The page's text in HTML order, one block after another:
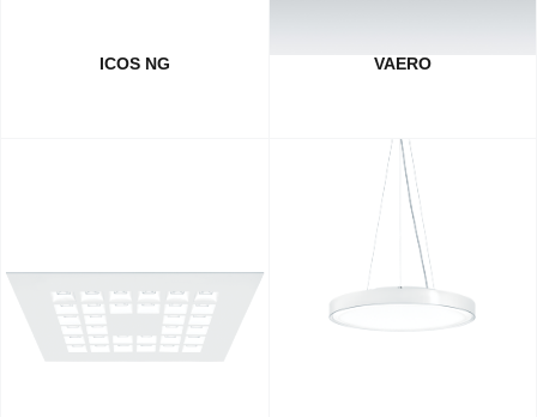
ICOS NG VAERO